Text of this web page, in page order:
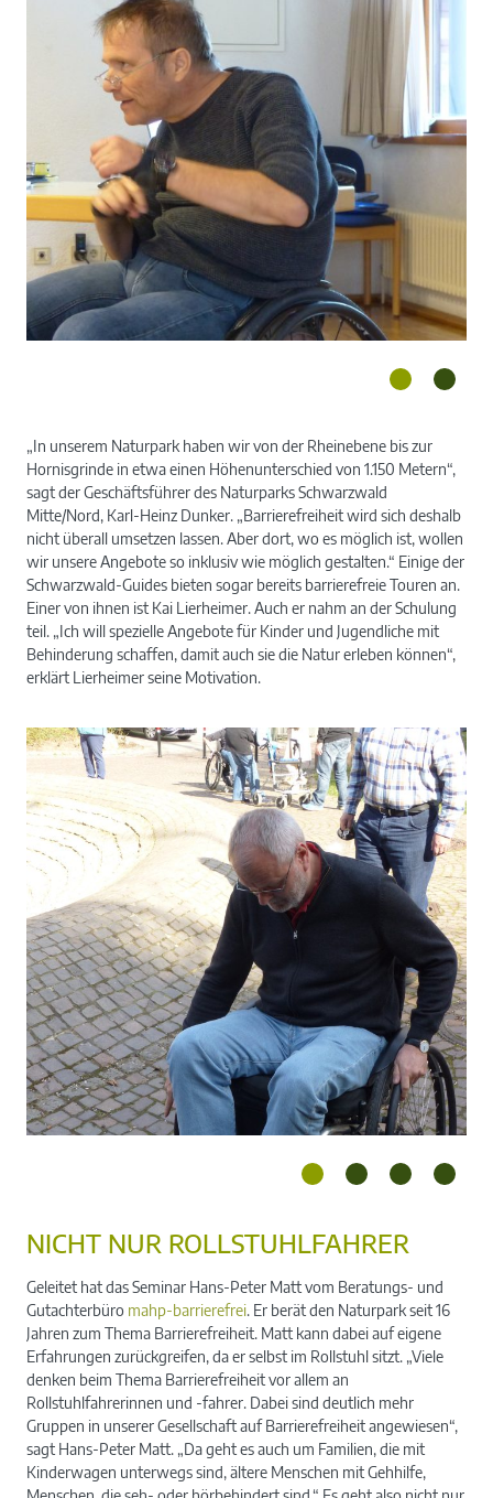
Hans-Peter Matt ist Inhaber des Berater- und
Gutachterbüros mahp-barrierefrei. Er leitete die
Schulung.
„In unserem Naturpark haben wir von der Rheinebene bis zur
Hornisgrinde in etwa einen Höhenunterschied von 1.150 Metern“,
sagt der Geschäftsführer des Naturparks Schwarzwald
Mitte/Nord, Karl-Heinz Dunker. „Barrierefreiheit wird sich deshalb
nicht überall umsetzen lassen. Aber dort, wo es möglich ist, wollen
wir unsere Angebote so inklusiv wie möglich gestalten.“ Einige der
Schwarzwald-Guides bieten sogar bereits barrierefreie Touren an.
Einer von ihnen ist Kai Lierheimer. Auch er nahm an der Schulung
teil. „Ich will spezielle Angebote für Kinder und Jugendliche mit
Behinderung schaffen, damit auch sie die Natur erleben können“,
erklärt Lierheimer seine Motivation.
Die Teilnehmenden konnten am eigenen Leib
erfahren, wie es Menschen mit Handicaps geht.
NICHT NUR ROLLSTUHLFAHRER
Geleitet hat das Seminar Hans-Peter Matt vom Beratungs- und
Gutachterbüro mahp-barrierefrei. Er berät den Naturpark seit 16
Jahren zum Thema Barrierefreiheit. Matt kann dabei auf eigene
Erfahrungen zurückgreifen, da er selbst im Rollstuhl sitzt. „Viele
denken beim Thema Barrierefreiheit vor allem an
Rollstuhlfahrerinnen und -fahrer. Dabei sind deutlich mehr
Gruppen in unserer Gesellschaft auf Barrierefreiheit angewiesen“,
sagt Hans-Peter Matt. „Da geht es auch um Familien, die mit
Kinderwagen unterwegs sind, ältere Menschen mit Gehhilfe,